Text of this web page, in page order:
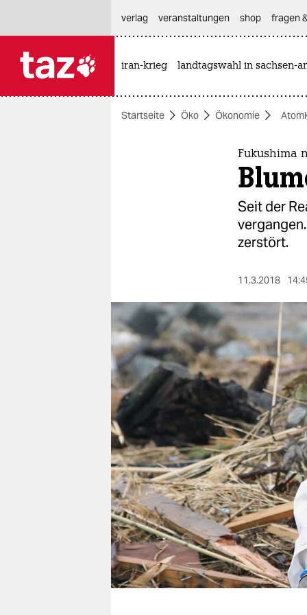
themen
berlin
nord
wahrheit
verlag
verlag
veranstaltungen
shop
fragen & hilfe
unterstützen
abo
genossenschaft
verlag
veranstaltungen shop fragen
iran-krieg landtagswahl in sachsen-
Startseite Öko Ökonomie
Fukushima
Seit der
zerstört.
11.3.2018